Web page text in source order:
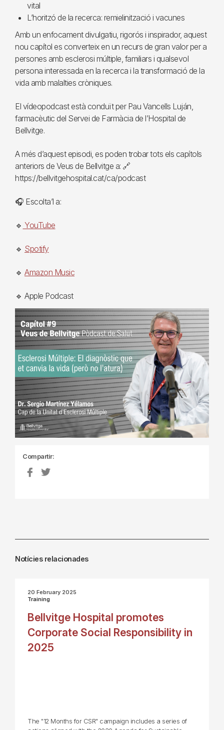
vital
L’horitzó de la recerca: remielinització i vacunes
Amb un enfocament divulgatiu, rigorós i inspirador, aquest
nou capítol es converteix en un recurs de gran valor per a
persones amb esclerosi múltiple, familiars i qualsevol
persona interessada en la recerca i la transformació de la
vida amb malalties cròniques.
El vídeopodcast està conduït per Pau Vancells Luján,
farmacèutic del Servei de Farmàcia de l’Hospital de
Bellvitge.
A més d’aquest episodi, es poden trobar tots els capítols
anteriors de Veus de Bellvitge a: 🔗
https://bellvitgehospital.cat/ca/podcast
🎧 Escolta’l a:
🔹 YouTube
🔹 Spotify
🔹 Amazon Music
🔹 Apple Podcast
Compartir:
Notícies relacionades
20 February 2025
Training
Bellvitge Hospital promotes
Corporate Social Responsibility in
2025
The "12 Months for CSR" campaign includes a series of